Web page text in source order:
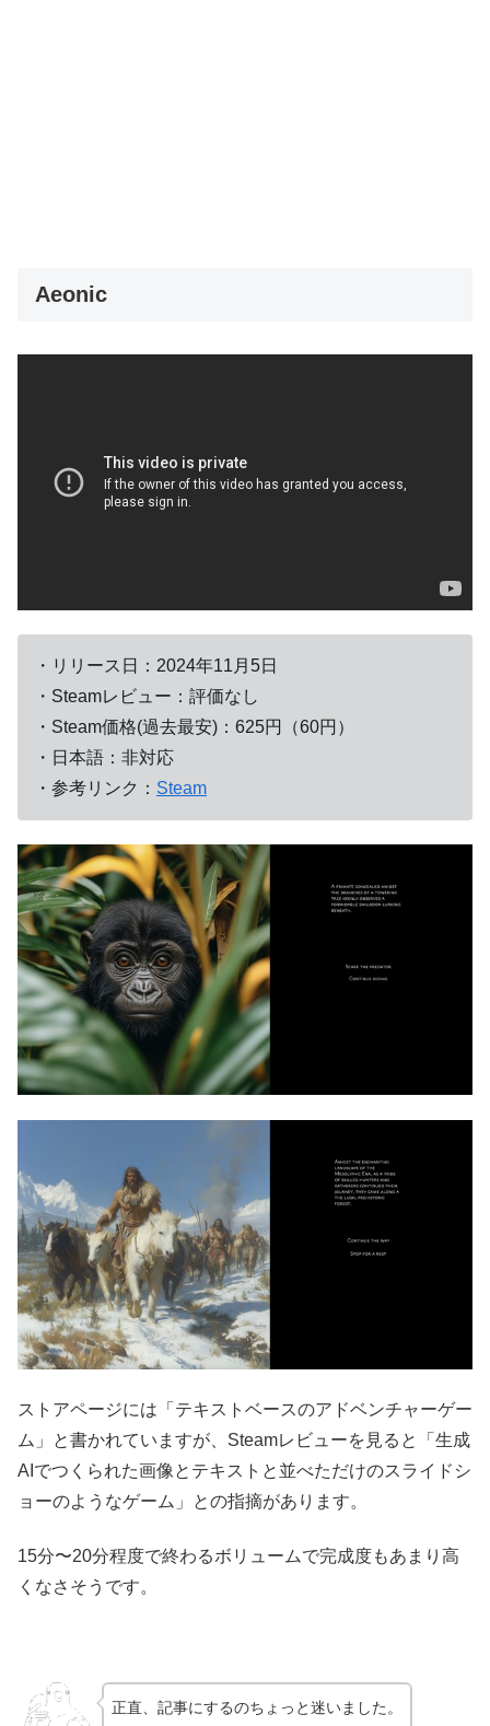
Aeonic
・リリース日：2024年11月5日
・Steamレビュー：評価なし
・Steam価格(過去最安)：625円（60円）
・日本語：非対応
・参考リンク： Steam
ストアページには「テキストベースのアドベンチャーゲー
ム」と書かれていますが、Steamレビューを見ると「生成
AIでつくられた画像とテキストと並べただけのスライドシ
ョーのようなゲーム」との指摘があります。
15分〜20分程度で終わるボリュームで完成度もあまり高
くなさそうです。
正直、記事にするのちょっと迷いました。